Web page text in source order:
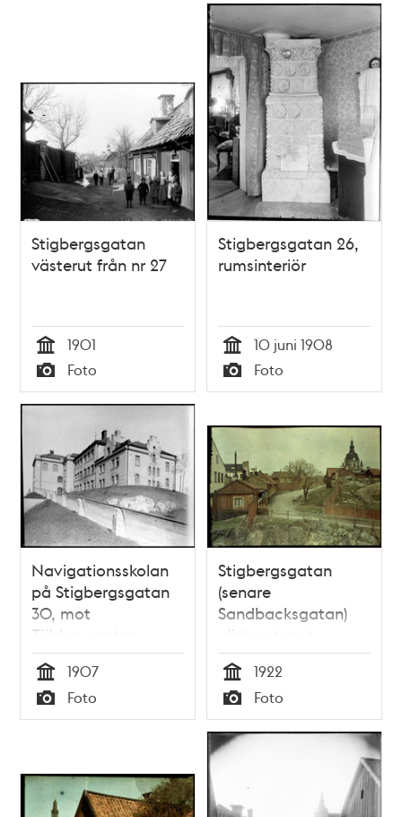
Stigbergsgatan
västerut från nr 27
Tid
1901
Typ
Foto
Stigbergsgatan 26,
rumsinteriör
Tid
10 juni 1908
Typ
Foto
Navigationsskolan
på Stigbergsgatan
30, mot
Tjärhovsgatan
Tid
1907
Typ
Foto
Stigbergsgatan
(senare
Sandbacksgatan)
västerut mot
Katarina kyrka 1922.
I förgrunden den
nedsprängda
Renstiernas Gata
Tid
1922
Typ
Foto